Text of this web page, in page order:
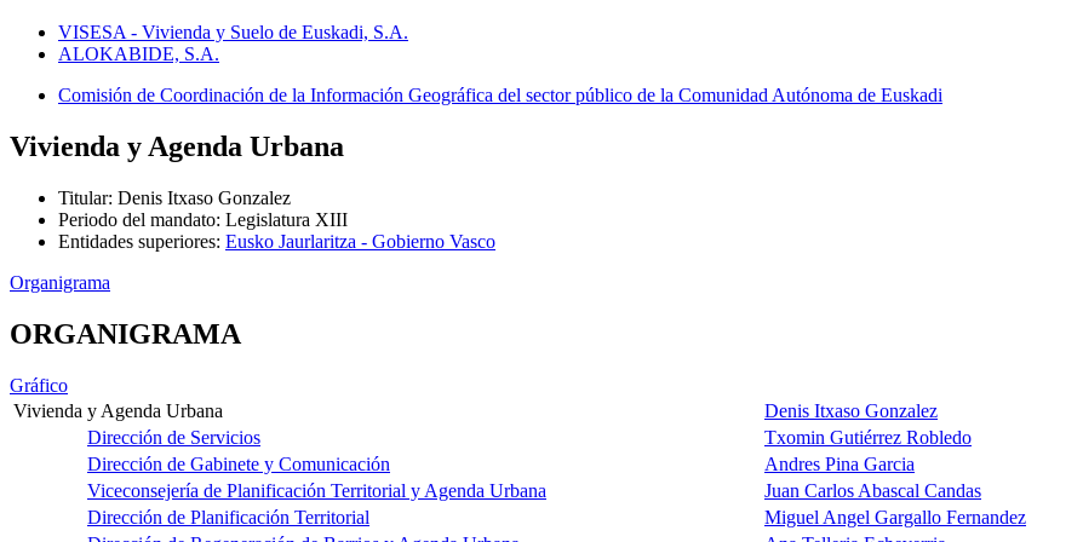
VISESA - Vivienda y Suelo de Euskadi, S.A.
ALOKABIDE, S.A.
Comisión de Coordinación de la Información Geográfica del sector público de la Comunidad Autónoma de Euskadi
Vivienda y Agenda Urbana
Titular: Denis Itxaso Gonzalez
Periodo del mandato: Legislatura XIII
Entidades superiores: Eusko Jaurlaritza - Gobierno Vasco
Organigrama
ORGANIGRAMA
Gráfico
Vivienda y Agenda Urbana
Denis Itxaso Gonzalez
Dirección de Servicios
Txomin Gutiérrez Robledo
Dirección de Gabinete y Comunicación
Andres Pina Garcia
Viceconsejería de Planificación Territorial y Agenda Urbana
Juan Carlos Abascal Candas
Dirección de Planificación Territorial
Miguel Angel Gargallo Fernandez